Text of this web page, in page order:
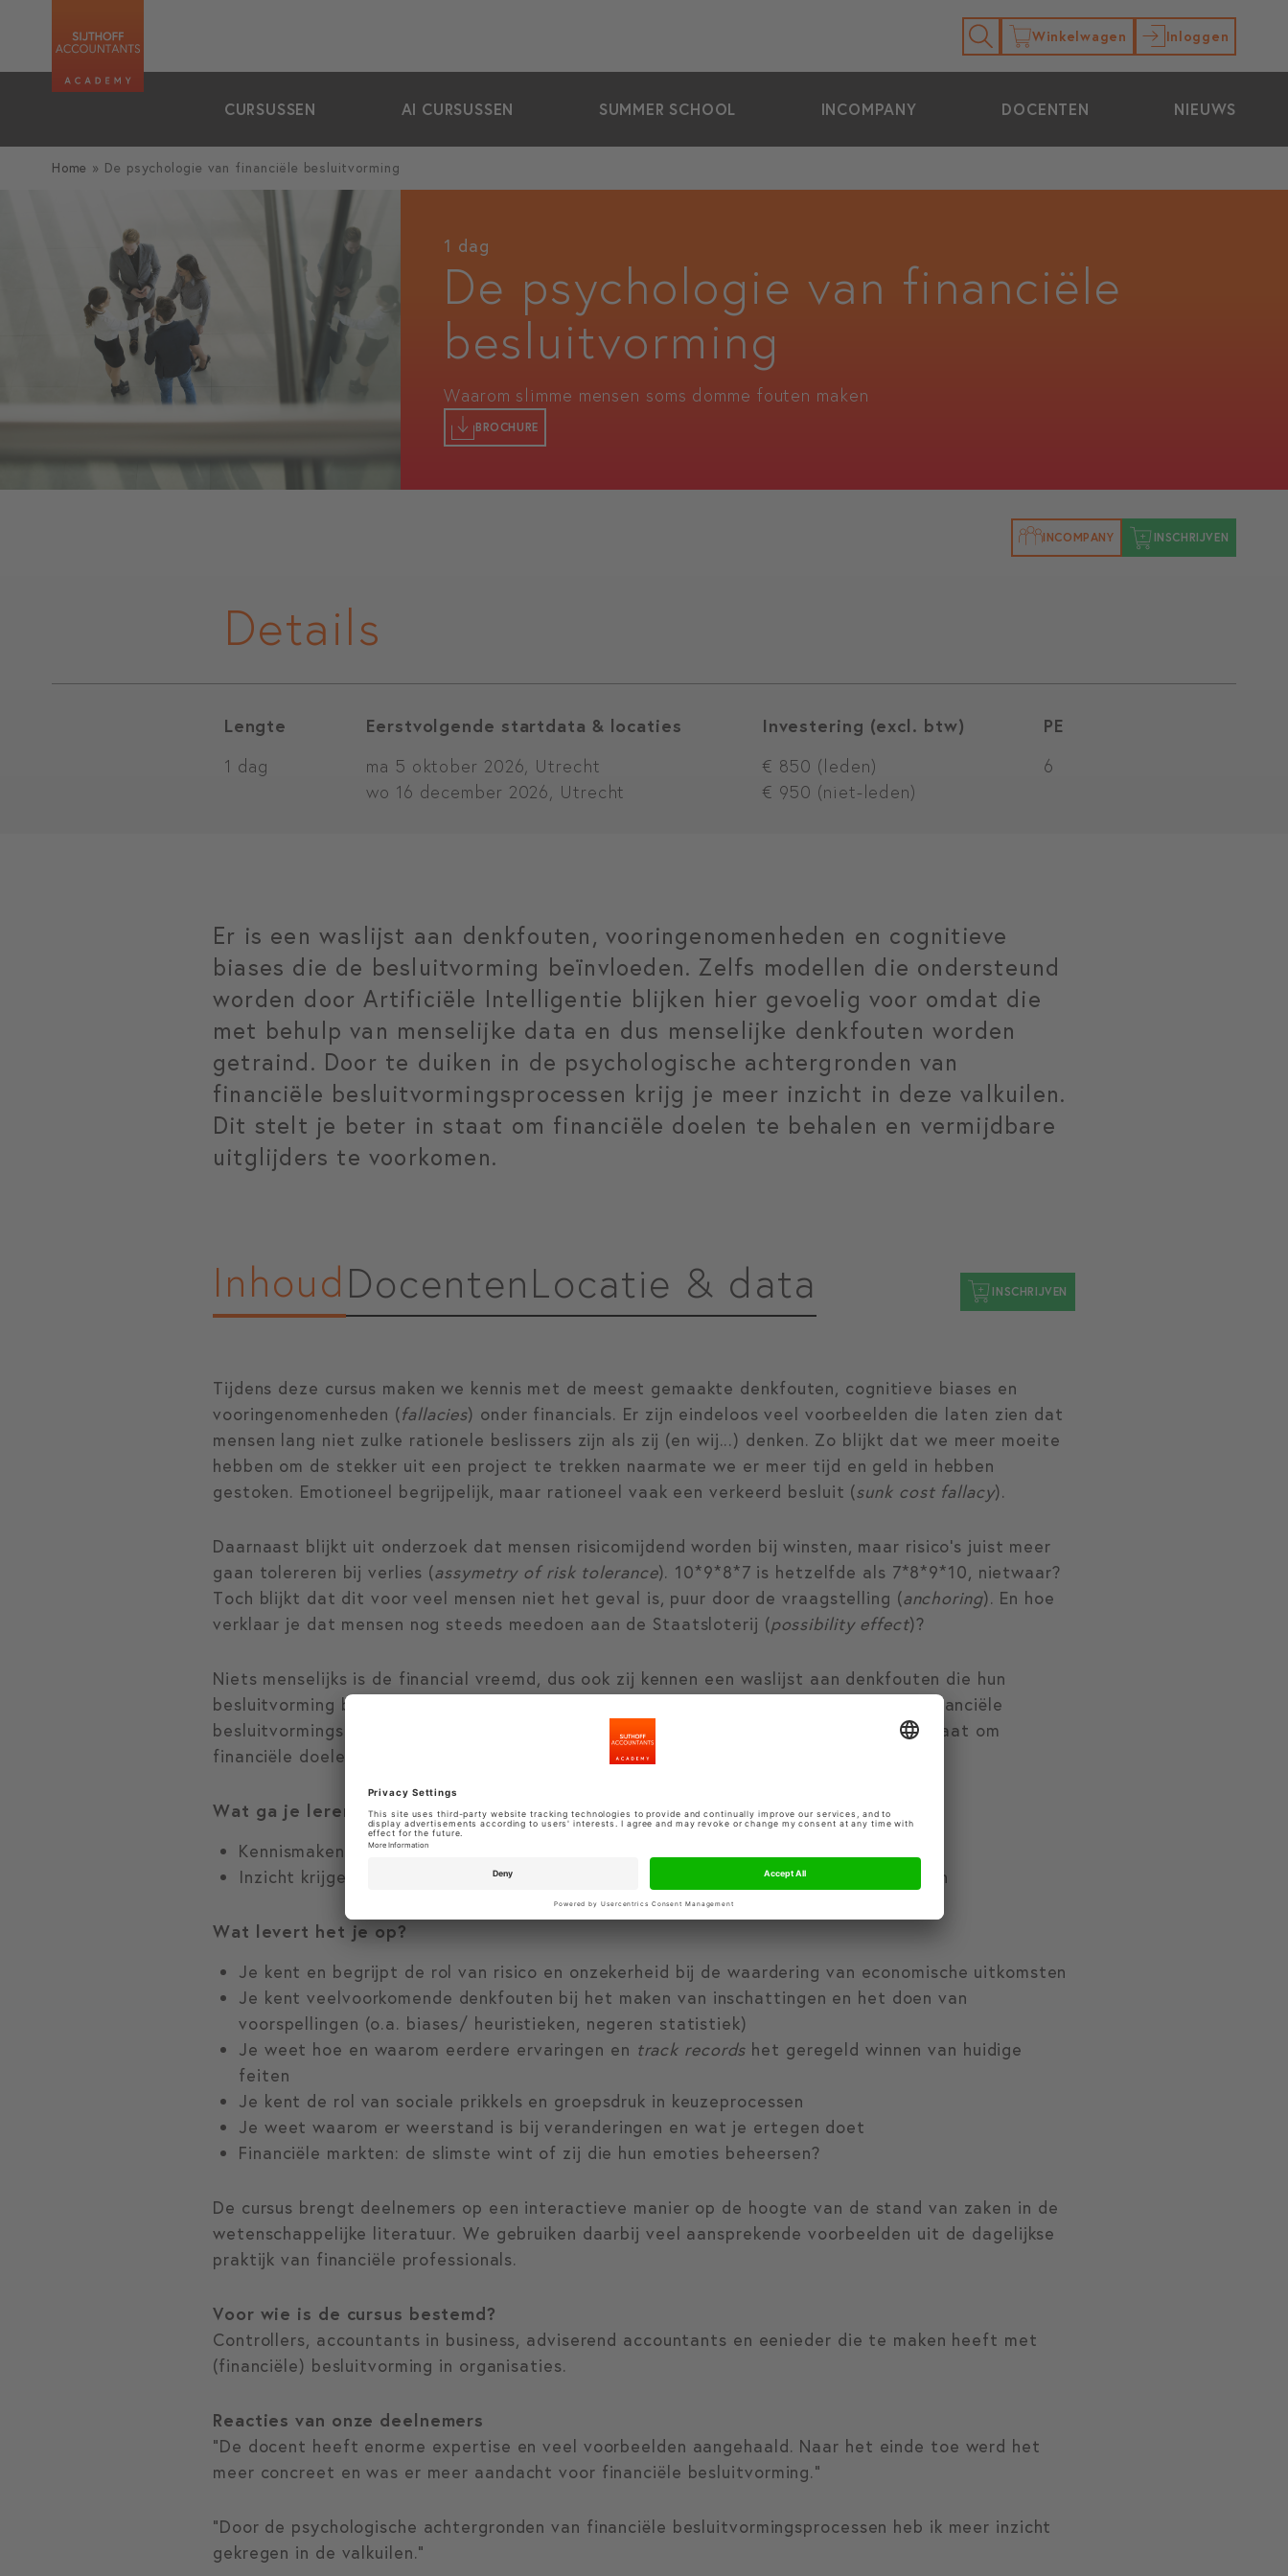
Winkelwagen Inloggen
CURSUSSEN AI CURSUSSEN SUMMER SCHOOL INCOMPANY DOCENTEN NIEUWS
Home » De psychologie van financiële besluitvorming
1 dag
De psychologie van financiële
besluitvorming
Waarom slimme mensen soms domme fouten maken
BROCHURE
INCOMPANY INSCHRIJVEN
Details
Lengte
1 dag
Eerstvolgende startdata & locaties
ma 5 oktober 2026, Utrecht
wo 16 december 2026, Utrecht
Investering (excl. btw)
€ 850 (leden)
€ 950 (niet-leden)
PE
6
Er is een waslijst aan denkfouten, vooringenomenheden en cognitieve
biases die de besluitvorming beïnvloeden. Zelfs modellen die ondersteund
worden door Artificiële Intelligentie blijken hier gevoelig voor omdat die
met behulp van menselijke data en dus menselijke denkfouten worden
getraind. Door te duiken in de psychologische achtergronden van
financiële besluitvormingsprocessen krijg je meer inzicht in deze valkuilen.
Dit stelt je beter in staat om financiële doelen te behalen en vermijdbare
uitglijders te voorkomen.
InhoudDocentenLocatie & data INSCHRIJVEN
Tijdens deze cursus maken we kennis met de meest gemaakte denkfouten, cognitieve biases en
vooringenomenheden (fallacies) onder financials. Er zijn eindeloos veel voorbeelden die laten zien dat
mensen lang niet zulke rationele beslissers zijn als zij (en wij...) denken. Zo blijkt dat we meer moeite
hebben om de stekker uit een project te trekken naarmate we er meer tijd en geld in hebben
gestoken. Emotioneel begrijpelijk, maar rationeel vaak een verkeerd besluit (sunk cost fallacy).
Daarnaast blijkt uit onderzoek dat mensen risicomijdend worden bij winsten, maar risico's juist meer
gaan tolereren bij verlies (assymetry of risk tolerance). 10*9*8*7 is hetzelfde als 7*8*9*10, nietwaar?
Toch blijkt dat dit voor veel mensen niet het geval is, puur door de vraagstelling (anchoring). En hoe
verklaar je dat mensen nog steeds meedoen aan de Staatsloterij (possibility effect)?
Niets menselijks is de financial vreemd, dus ook zij kennen een waslijst aan denkfouten die hun
besluitvorming beïnvloeden. Door te duiken in de psychologische achtergronden van financiële
besluitvormingsprocessen krijg je meer inzicht in deze valkuilen. Dit stelt je beter in staat om
financiële doelen te behalen.
Wat ga je leren?
Kennismaken met de psychologische wetenschap van financiële besluitvorming
Inzicht krijgen in hoe je de meest voorkomende financiële denkfouten kunt vermijden
Wat levert het je op?
Je kent en begrijpt de rol van risico en onzekerheid bij de waardering van economische uitkomsten
Je kent veelvoorkomende denkfouten bij het maken van inschattingen en het doen van
voorspellingen (o.a. biases/ heuristieken, negeren statistiek)
Je weet hoe en waarom eerdere ervaringen en track records het geregeld winnen van huidige
feiten
Je kent de rol van sociale prikkels en groepsdruk in keuzeprocessen
Je weet waarom er weerstand is bij veranderingen en wat je ertegen doet
Financiële markten: de slimste wint of zij die hun emoties beheersen?
De cursus brengt deelnemers op een interactieve manier op de hoogte van de stand van zaken in de
wetenschappelijke literatuur. We gebruiken daarbij veel aansprekende voorbeelden uit de dagelijkse
praktijk van financiële professionals.
Voor wie is de cursus bestemd?
Controllers, accountants in business, adviserend accountants en eenieder die te maken heeft met
(financiële) besluitvorming in organisaties.
Reacties van onze deelnemers
“De docent heeft enorme expertise en veel voorbeelden aangehaald. Naar het einde toe werd het
meer concreet en was er meer aandacht voor financiële besluitvorming.”
“Door de psychologische achtergronden van financiële besluitvormingsprocessen heb ik meer inzicht
gekregen in de valkuilen.”